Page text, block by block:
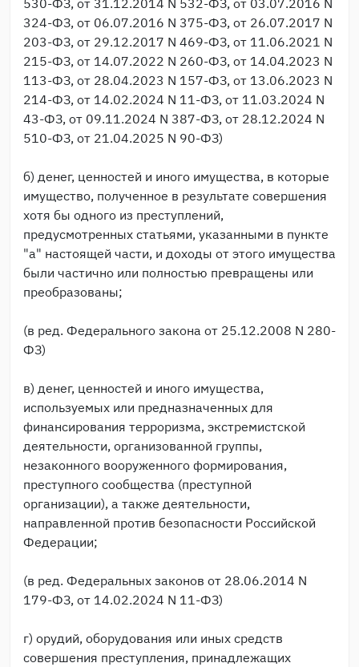
324-ФЗ, от 06.07.2016 N 375-ФЗ, от 26.07.2017 N
203-ФЗ, от 29.12.2017 N 469-ФЗ, от 11.06.2021 N
215-ФЗ, от 14.07.2022 N 260-ФЗ, от 14.04.2023 N
113-ФЗ, от 28.04.2023 N 157-ФЗ, от 13.06.2023 N
214-ФЗ, от 14.02.2024 N 11-ФЗ, от 11.03.2024 N
43-ФЗ, от 09.11.2024 N 387-ФЗ, от 28.12.2024 N
510-ФЗ, от 21.04.2025 N 90-ФЗ)
б) денег, ценностей и иного имущества, в которые
имущество, полученное в результате совершения
хотя бы одного из преступлений,
предусмотренных статьями, указанными в пункте
"а" настоящей части, и доходы от этого имущества
были частично или полностью превращены или
преобразованы;
(в ред. Федерального закона от 25.12.2008 N 280-
ФЗ)
в) денег, ценностей и иного имущества,
используемых или предназначенных для
финансирования терроризма, экстремистской
деятельности, организованной группы,
незаконного вооруженного формирования,
преступного сообщества (преступной
организации), а также деятельности,
направленной против безопасности Российской
Федерации;
(в ред. Федеральных законов от 28.06.2014 N
179-ФЗ, от 14.02.2024 N 11-ФЗ)
г) орудий, оборудования или иных средств
совершения преступления, принадлежащих